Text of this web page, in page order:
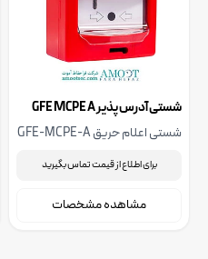
شستی آدرس پذیر GFE MCPE A
گلوبال فایر
شستی اعلام حریق GFE-MCPE-A
آدرس‌پذیر (Analogue
دقیق استانداردهای EN54-11
برای اطلاع از قیمت تماس بگیرید
مشاهده مشخصات